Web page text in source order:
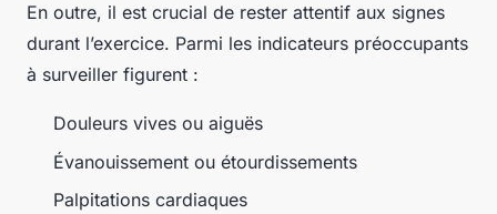
En outre, il est crucial de rester attentif aux signes
durant l’exercice. Parmi les indicateurs préoccupants
à surveiller figurent :
Douleurs vives ou aiguës
Évanouissement ou étourdissements
Palpitations cardiaques